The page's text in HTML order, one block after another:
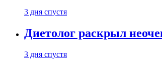
3 дня спустя
Диетолог раскрыл
3 дня спустя